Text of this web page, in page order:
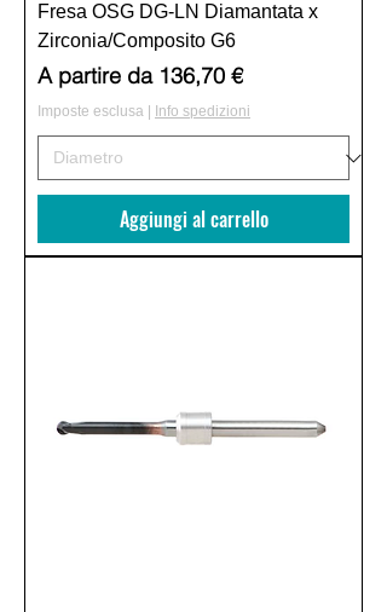
Fresa OSG DG-LN Diamantata x
Zirconia/Composito G6
A partire da 136,70 €
Prezzo scontato
Imposte esclusa Info spedizioni
Aggiungi al carrello